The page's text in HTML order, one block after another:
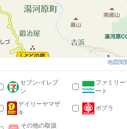
地図閲
セブン-イレブ
ン
ファミリー
ート
デイリーヤマザ
キ
ポプラ
その他の取扱